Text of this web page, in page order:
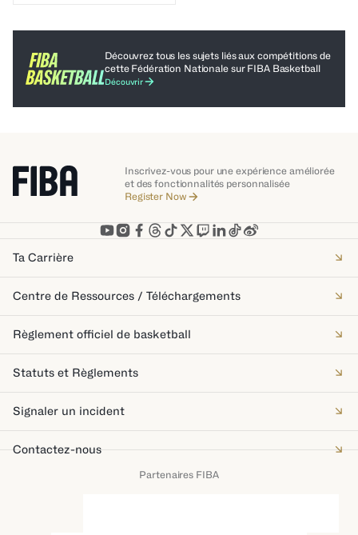
Découvrez tous les sujets liés aux compétitions de
cette Fédération Nationale sur FIBA ​​Basketball
Découvrir
Inscrivez-vous pour une expérience améliorée
et des fonctionnalités personnalisée
Register Now
Ta Carrière
Centre de Ressources / Téléchargements
Règlement officiel de basketball
Statuts et Règlements
Signaler un incident
Contactez-nous
Partenaires FIBA